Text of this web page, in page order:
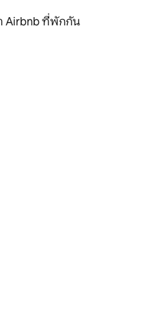
Airbnb ที่พักกัน